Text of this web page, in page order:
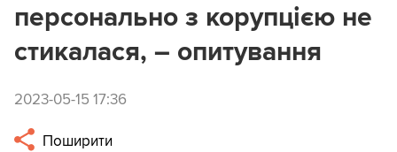
персонально з корупцією не
стикалася, – опитування
2023-05-15 17:36
Поширити